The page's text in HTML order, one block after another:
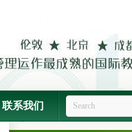
联系我们